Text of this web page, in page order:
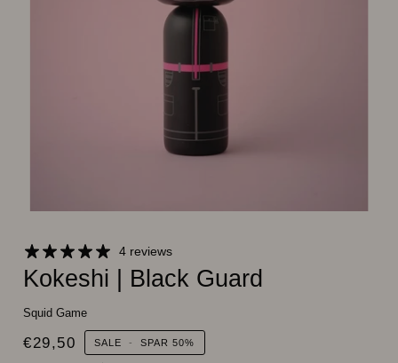
4 reviews
Kokeshi | Black Guard
Squid Game
€29,50 SALE - SPAR50%